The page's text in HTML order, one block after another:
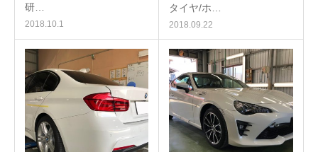
研…
2018.10.1
タイヤ/ホ…
2018.09.22